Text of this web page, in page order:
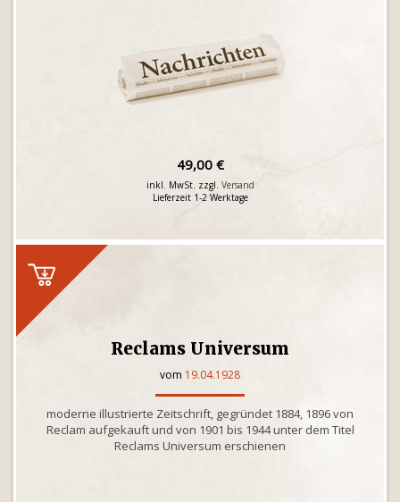
49,00 €
inkl. MwSt. zzgl. Versand
Lieferzeit 1-2 Werktage
Reclams Universum
vom 19.04.1928
moderne illustrierte Zeitschrift, gegründet 1884, 1896 von
Reclam aufgekauft und von 1901 bis 1944 unter dem Titel
Reclams Universum erschienen